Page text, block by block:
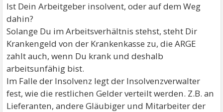
Ist Dein Arbeitgeber insolvent, oder auf dem Weg
dahin?
Solange Du im Arbeitsverhältnis stehst, steht Dir
Krankengeld von der Krankenkasse zu, die ARGE
zahlt auch, wenn Du krank und deshalb
arbeitsunfähig bist.
Im Falle der Insolvenz legt der Insolvenzverwalter
fest, wie die restlichen Gelder verteilt werden. Z.B. an
Lieferanten, andere Gläubiger und Mitarbeiter der